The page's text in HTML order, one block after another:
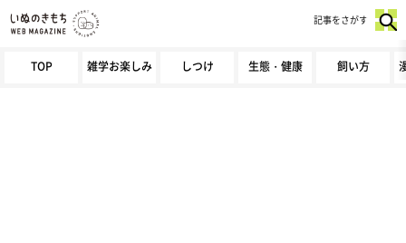
TOP 雑学お楽しみ しつけ 生態・健康 飼い方
記事をさがす